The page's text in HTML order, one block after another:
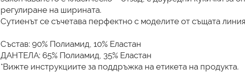
регулиране на ширината.
Сутиенът се съчетава перфектно с моделите от същата
Състав: 90% Полиамид, 10% Еластан
ДАНТЕЛА: 65% Полиамид, 35% Еластан
*Вижте инструкциите за поддръжка на етикета на продукта.